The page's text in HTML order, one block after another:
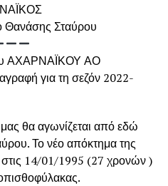
Θανάσης Σταύρου
ΑΧΑΡΝΑΪΚΟΥ ΑΟ
για τη σεζόν 2022-
θα αγωνίζεται από εδώ
Το νέο απόκτημα της
στις 14/01/1995 (27 χρονών )